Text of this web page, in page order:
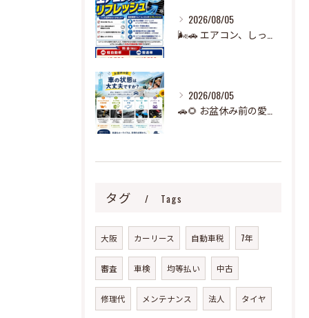
2026/08/05
🌬️🚗 エアコン、しっかり冷えていますか？ 🧊
2026/08/05
🚗🌻 お盆休み前の愛車チェック、できていますか？ 🌻🚗
タグ Tags
大阪 カーリース 自動車税 7年
審査 車検 均等払い 中古
修理代 メンテナンス 法人 タイヤ